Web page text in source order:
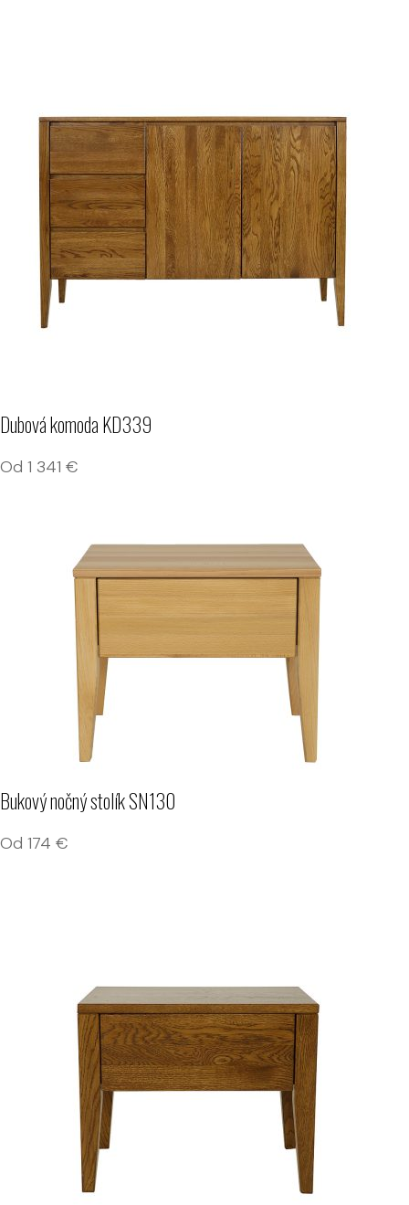
Dubová komoda KD339
Od 1 341 €
Bukový nočný stolík SN130
Od 174 €